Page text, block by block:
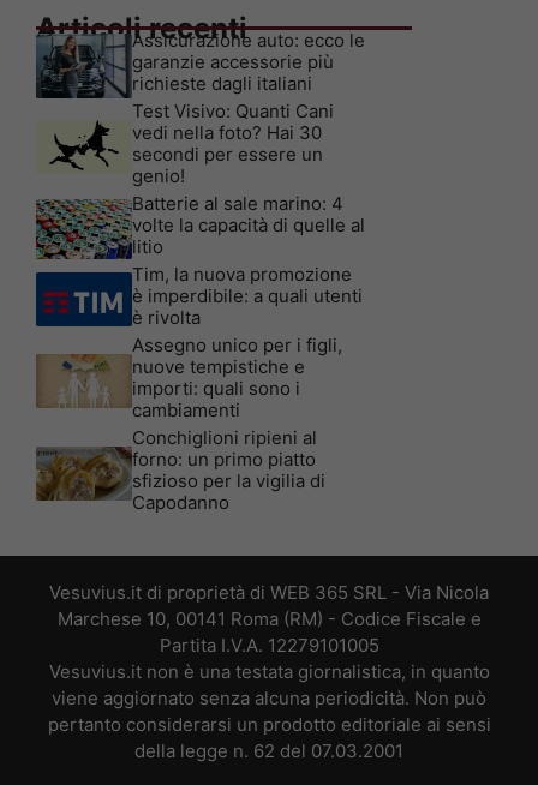
Articoli recenti
Assicurazione auto: ecco le
garanzie accessorie più
richieste dagli italiani
Test Visivo: Quanti Cani
vedi nella foto? Hai 30
secondi per essere un
genio!
Batterie al sale marino: 4
volte la capacità di quelle al
litio
Tim, la nuova promozione
è imperdibile: a quali utenti
è rivolta
Assegno unico per i figli,
nuove tempistiche e
importi: quali sono i
cambiamenti
Conchiglioni ripieni al
forno: un primo piatto
sfizioso per la vigilia di
Capodanno
Vesuvius.it di proprietà di WEB 365 SRL - Via Nicola
Marchese 10, 00141 Roma (RM) - Codice Fiscale e
Partita I.V.A. 12279101005
Vesuvius.it non è una testata giornalistica, in quanto
viene aggiornato senza alcuna periodicità. Non può
pertanto considerarsi un prodotto editoriale ai sensi
della legge n. 62 del 07.03.2001